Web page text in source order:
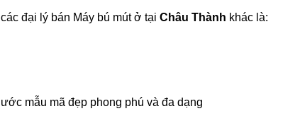
đại lý bán Máy bú mút ở tại Châu Thành khác là:
mẫu mã đẹp phong phú và đa dạng